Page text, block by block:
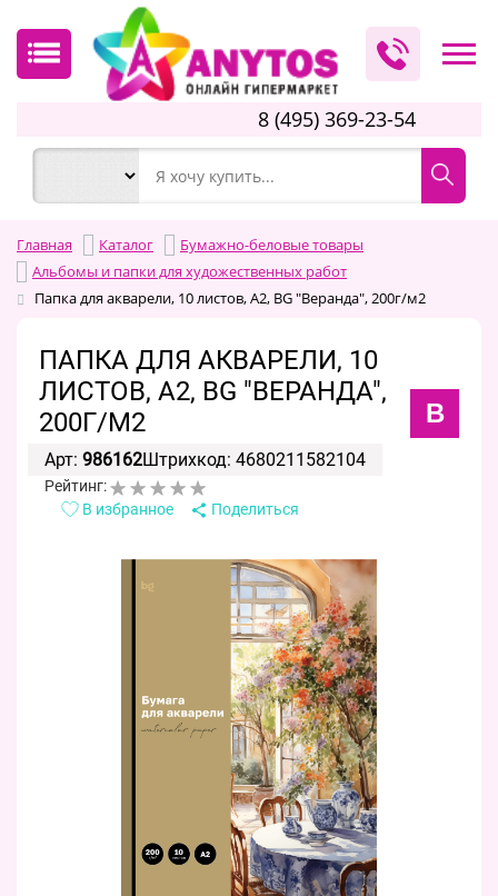
8 (495) 369-23-54
Главная Каталог
Бумажно-беловые товары
Альбомы и папки для художественных работ
Папка для акварели, 10 листов, А2, BG "Веранда", 200г/м2
ПАПКА ДЛЯ АКВАРЕЛИ, 10
ЛИСТОВ, А2, BG "ВЕРАНДА",
200Г/М2
B
Арт: 986162Штрихкод: 4680211582104
Рейтинг:
В избранное
Поделиться